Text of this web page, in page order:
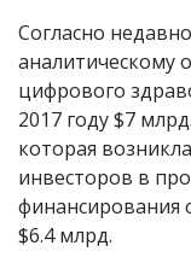
Согласно
аналитическому
цифрового
2017 году $7
которая
инвесторов в
финансирования
$6.4 млрд.